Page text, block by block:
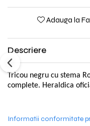
Adauga la
Descriere
Tricou negru cu stema
complete. Heraldica
Informatii conformitate